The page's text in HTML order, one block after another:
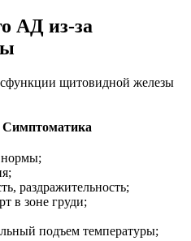
АД из-за
щитовидной железы
Симптоматика
раздражительность;
в зоне груди;
подъем температуры;